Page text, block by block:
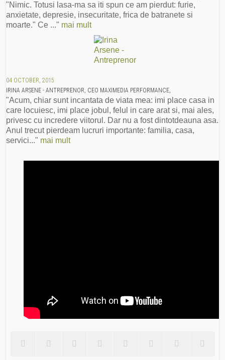
"Nimic. Totusi lasa-ma sa iti spun ce am pierdut: furie,
anxietate, depresie, insecuritate, frica de batranete si
moarte." Ce ..." mai mult
04 OCTOBER, 2015
IRINA ARSENE - ANTREPRENOR, CEO MAXIMEDIA PERFORMANCE,
"Acum, chiar sunt incantata de viata mea: imi place casa in
care locuiesc, imi place jobul, felul in care arat si, mai ales,
privesc cu incredere viitorul. Dar nu a fost dintotdeauna asa.
Anul trecut pierdeam lucruri importante: familia, casa,
servici..." mai mult